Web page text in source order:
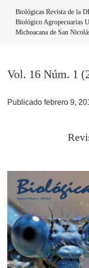
Biológicas Revista de la
Biológico Agropecuarias
Michoacana de San
Vol. 16 Núm. 1
Publicado febrero 9,